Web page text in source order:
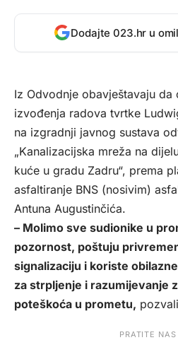
Dodajte 023.hr u
Iz Odvodnje obavještavaju da
izvođenja radova tvrtke
na izgradnji javnog sustava
„Kanalizacijska mreža na
kuće u gradu Zadru“, prema
asfaltiranje BNS (nosivim)
Antuna Augustinčića.
– Molimo sve sudionike u
pozornost, poštuju
signalizaciju i koriste
za strpljenje i razumijevanje
poteškoća u prometu,
PRATITE